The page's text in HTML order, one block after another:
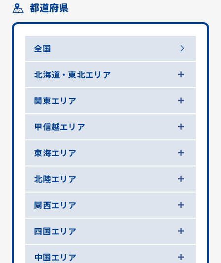
都道府県
全国
北海道・東北エリア
関東エリア
甲信越エリア
東海エリア
北陸エリア
関西エリア
四国エリア
中国エリア